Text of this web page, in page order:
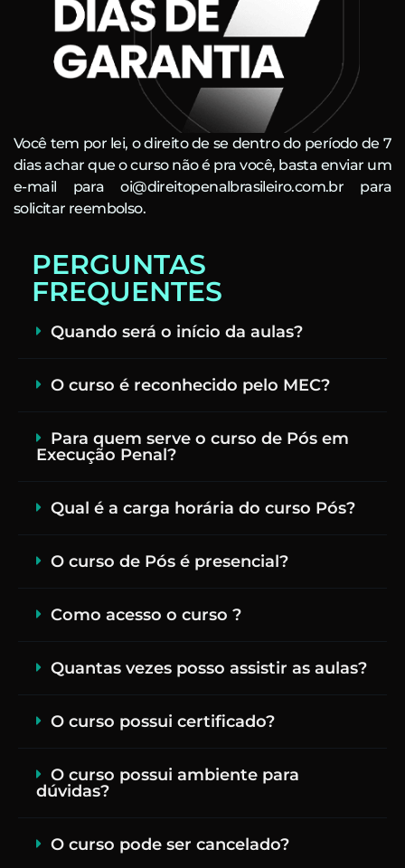
Você tem por lei, o direito de se dentro do período de 7
dias achar que o curso não é pra você, basta enviar um
e-mail para oi@direitopenalbrasileiro.com.br para
solicitar reembolso.
PERGUNTAS
FREQUENTES
Quando será o início da aulas?
O curso é reconhecido pelo MEC?
Para quem serve o curso de Pós em
Execução Penal?
Qual é a carga horária do curso Pós?
O curso de Pós é presencial?
Como acesso o curso ?
Quantas vezes posso assistir as aulas?
O curso possui certificado?
O curso possui ambiente para
dúvidas?
O curso pode ser cancelado?